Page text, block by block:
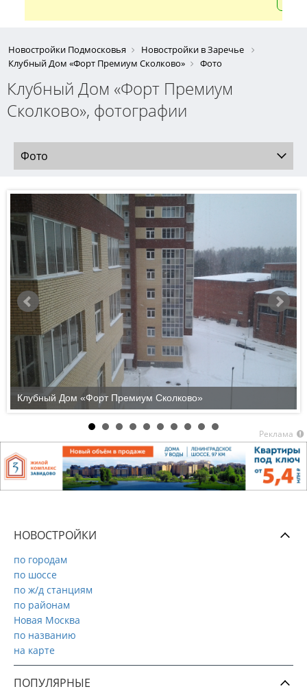
Новостройки Подмосковья
Новостройки в Заречье
Клубный Дом «Форт Премиум Сколково»
Фото
Клубный Дом «Форт Премиум
Сколково», фотографии
Фото
Клубный Дом «Форт Премиум Сколково»
Реклама
НОВОСТРОЙКИ
по городам
по шоссе
по ж/д станциям
по районам
Новая Москва
по названию
на карте
ПОПУЛЯРНЫЕ